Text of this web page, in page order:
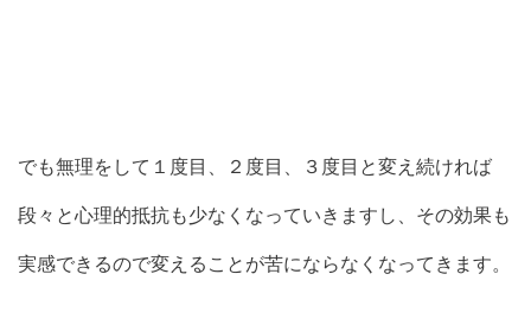
でも無理をして１度目、２度目、３度目と変え続ければ
段々と心理的抵抗も少なくなっていきますし、その効果も
実感できるので変えることが苦にならなくなってきます。